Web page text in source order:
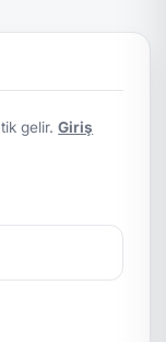
gelir.Giriş